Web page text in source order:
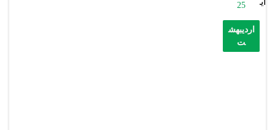
25
اردیبهش
ت